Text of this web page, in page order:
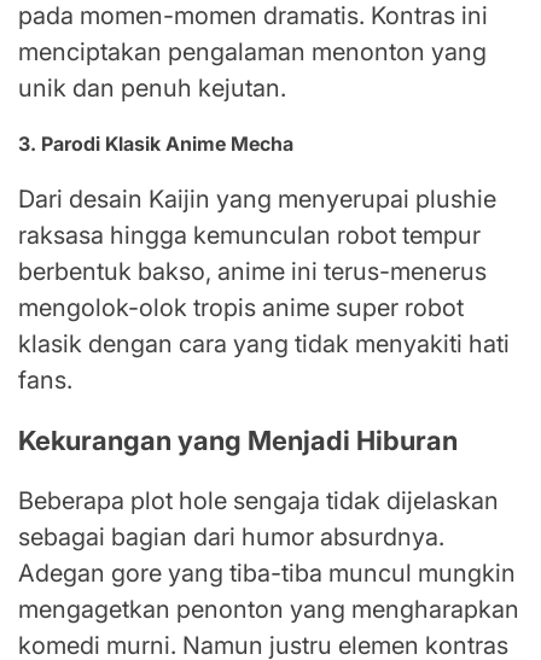
pada momen-momen dramatis. Kontras ini
menciptakan pengalaman menonton yang
unik dan penuh kejutan.
3. Parodi Klasik Anime Mecha
Dari desain Kaijin yang menyerupai plushie
raksasa hingga kemunculan robot tempur
berbentuk bakso, anime ini terus-menerus
mengolok-olok tropis anime super robot
klasik dengan cara yang tidak menyakiti hati
fans.
Kekurangan yang Menjadi Hiburan
Beberapa plot hole sengaja tidak dijelaskan
sebagai bagian dari humor absurdnya.
Adegan gore yang tiba-tiba muncul mungkin
mengagetkan penonton yang mengharapkan
komedi murni. Namun justru elemen kontras